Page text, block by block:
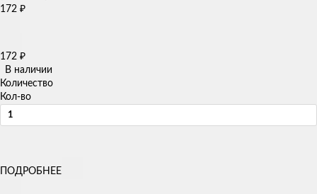
172 ₽
172 ₽
В наличии
Количество
Кол-во
ПОДРОБНЕЕ